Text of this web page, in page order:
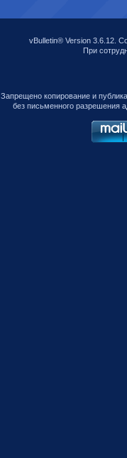
vBulletin® Version 3.6.12.
При
Запрещено копирование и
без письменного разрешения